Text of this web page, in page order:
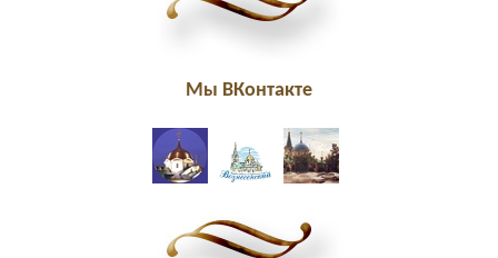
Мы ВКонтакте